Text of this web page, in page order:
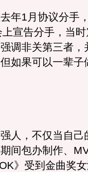
1月协议分手
宣告分手，当
调非关第三者，
如果可以一辈子
，不仅当自己
间包办制作、
》受到金曲奖